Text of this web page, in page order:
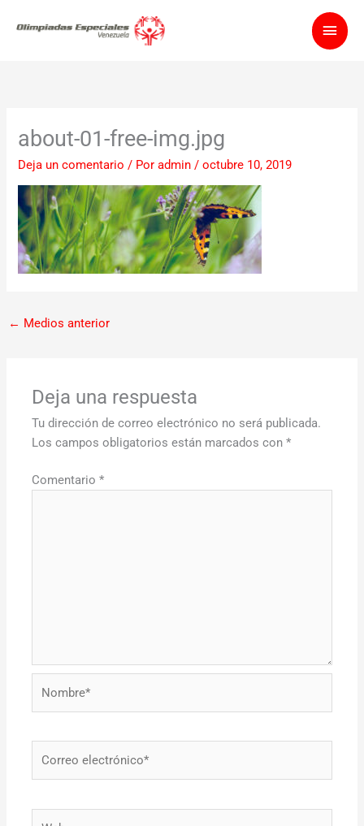
about-01-free-img.jpg
Deja un comentario / Poradmin/octubre 10, 2019
← Medios anterior
Deja una respuesta
Tu dirección de correo electrónico no será publicada.
Los campos obligatorios están marcados con*
Comentario*